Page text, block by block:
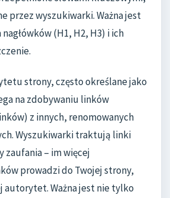
przez wyszukiwarki. Ważna jest
(H1, H2, H3) i ich
strony, często określane jako
na zdobywaniu linków
z innych, renomowanych
Wyszukiwarki traktują linki
zaufania – im więcej
prowadzi do Twojej strony,
autorytet. Ważna jest nie tylko